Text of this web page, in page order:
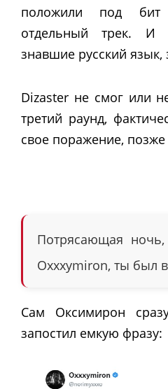
положили под
отдельный трек. И
знавшие русский язык,
Dizaster не смог или
третий раунд,
свое поражение,
Потрясающая
Oxxxymiron, ты был
Сам Оксимирон
запостил емкую фразу: